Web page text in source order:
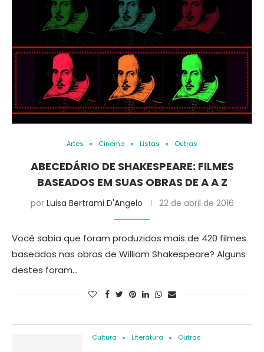
Artes Cinema Listas Outras
ABECEDÁRIO DE SHAKESPEARE: FILMES
BASEADOS EM SUAS OBRAS DE A A Z
por Luisa Bertrami D'Angelo 22 de abril de 2016
Você sabia que foram produzidos mais de 420 filmes
baseados nas obras de William Shakespeare? Alguns
destes foram…
Cultura Literatura Outras